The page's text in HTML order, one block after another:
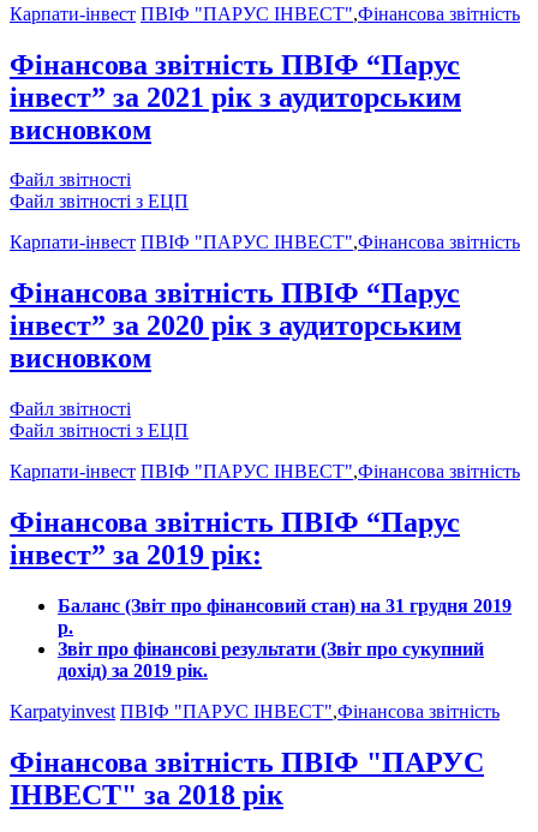
Карпати-інвест ПВІФ "ПАРУС ІНВЕСТ",Фінансова звітність
Фінансова звітність ПВІФ “Парус
інвест” за 2021 рік з аудиторським
висновком
Файл звітності
Файл звітності з ЕЦП
Карпати-інвест ПВІФ "ПАРУС ІНВЕСТ",Фінансова звітність
Фінансова звітність ПВІФ “Парус
інвест” за 2020 рік з аудиторським
висновком
Файл звітності
Файл звітності з ЕЦП
Карпати-інвест ПВІФ "ПАРУС ІНВЕСТ",Фінансова звітність
Фінансова звітність ПВІФ “Парус
інвест” за 2019 рік:
Баланс (Звіт про фінансовий стан) на 31 грудня 2019
р.
Звіт про фінансові результати (Звіт про сукупний
дохід) за 2019 рік.
Karpatyinvest ПВІФ "ПАРУС ІНВЕСТ",Фінансова звітність
Фінансова звітність ПВІФ "ПАРУС
ІНВЕСТ" за 2018 рік